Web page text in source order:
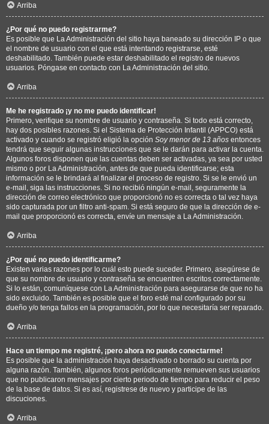
Arriba
¿Por qué no puedo registrarme?
Es posible que La Administración del sitio haya baneado su dirección IP o que
el nombre de usuario con el que está intentando registrarse, esté
deshabilitado. También puede estar deshabilitado el registro de nuevos
usuarios. Póngase en contacto con La Administración del sitio.
Arriba
Me he registrado ¡y no me puedo identificar!
Primero, verifique su nombre de usuario y contraseña. Si todo está correcto,
hay dos posibles razones. Si el Sistema de Protección Infantil (APPCO) está
activado y cuando se registró eligió la opción Soy menor de 13 años entonces
tendrá que seguir algunas instrucciones que se le darán para activar la cuenta.
Algunos foros disponen que las cuentas deben ser activadas, ya sea por usted
mismo o por La Administración, antes de que pueda identificarse; esta
información se le brindará al finalizar el proceso de registro. Si se le envió un
e-mail, siga las instrucciones. Si no recibió ningún e-mail, seguramente la
dirección de correo electrónico que proporcionó no es correcta o tal vez haya
sido capturada por un filtro anti-spam. Si está seguro de que la dirección de e-
mail que proporcionó es correcta, envíe un mensaje a La Administración.
Arriba
¿Por qué no puedo identificarme?
Existen varias razones por lo cuál esto puede suceder. Primero, asegúrese de
que su nombre de usuario y contraseña se encuentren escritos correctamente.
Si lo están, comuníquese con La Administración para asegurarse de que no ha
sido excluido. También es posible que el foro esté mal configurado por su
dueño y/o tenga fallos en la programación, por lo que necesitaría ser reparado.
Arriba
Hace un tiempo me registré, ¡pero ahora no puedo conectarme!
Es posible que la administración haya desactivado o borrado su cuenta por
alguna razón. También, algunos foros periódicamente remueven sus usuarios
que no publicaron mensajes por cierto periodo de tiempo para reducir el peso
de la base de datos. Si es así, registrese de nuevo y participe de las
discuciones.
Arriba